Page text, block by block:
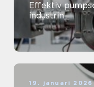
Effektiv
industrin
19. januari 2026